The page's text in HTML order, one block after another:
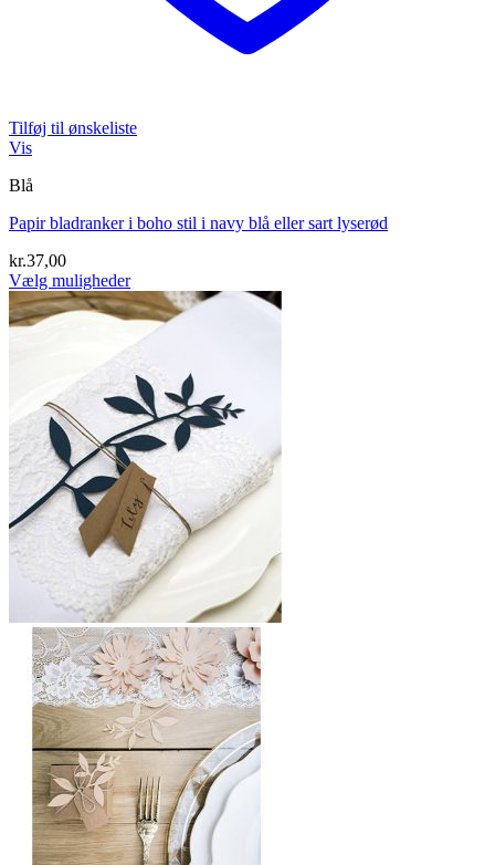
Tilføj til ønskeliste
Vis
Blå
Papir bladranker i boho stil i navy blå eller sart lyserød
kr.37,00
Vælg muligheder
Dette
vare
Mulighederne
kan
vælges
på
varesiden